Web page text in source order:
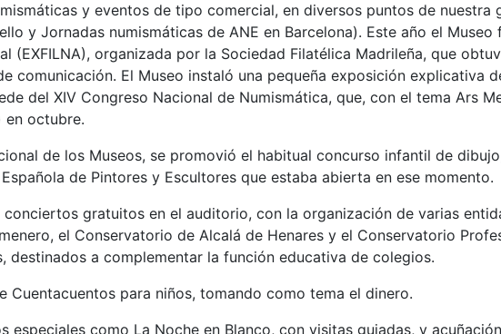
y eventos de tipo comercial, en diversos puntos de nuestra
y Jornadas numismáticas de ANE en Barcelona). Este año el
(EXFILNA), organizada por la Sociedad Filatélica Madrileña, que
comunicación. El Museo instaló una pequeña exposición explicativa
del XIV Congreso Nacional de Numismática, que, con el tema Ars
en octubre.
de los Museos, se promovió el habitual concurso infantil de
de Pintores y Escultores que estaba abierta en ese momento.
gratuitos en el auditorio, con la organización de varias
el Conservatorio de Alcalá de Henares y el Conservatorio
destinados a complementar la función educativa de colegios.
Cuentacuentos para niños, tomando como tema el dinero.
especiales como La Noche en Blanco, con visitas guiadas, y